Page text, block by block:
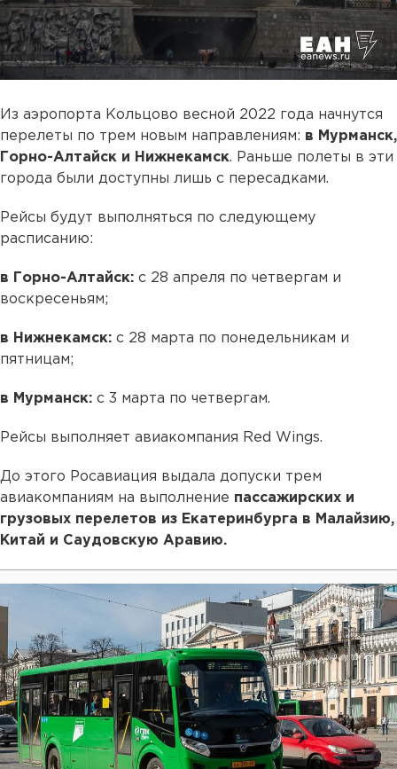
Из аэропорта Кольцово весной 2022 года начнутся
перелеты по трем новым направлениям: в Мурманск,
Горно-Алтайск и Нижнекамск. Раньше полеты в эти
города были доступны лишь с пересадками.
Рейсы будут выполняться по следующему
расписанию:
в Горно-Алтайск: с 28 апреля по четвергам и
воскресеньям;
в Нижнекамск: с 28 марта по понедельникам и
пятницам;
в Мурманск: с 3 марта по четвергам.
Рейсы выполняет авиакомпания Red Wings.
До этого Росавиация выдала допуски трем
авиакомпаниям на выполнение пассажирских и
грузовых перелетов из Екатеринбурга в Малайзию,
Китай и Саудовскую Аравию.